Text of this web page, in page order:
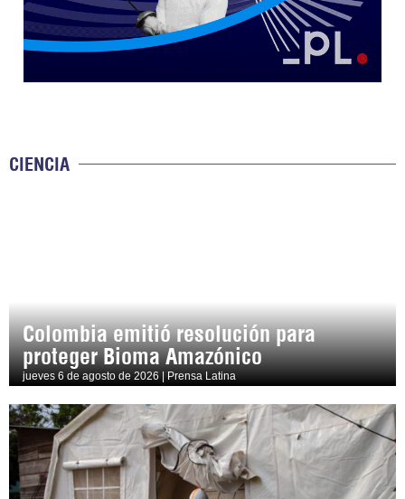
CIENCIA
Colombia emitió resolución para
proteger Bioma Amazónico
jueves 6 de agosto de 2026 | Prensa Latina